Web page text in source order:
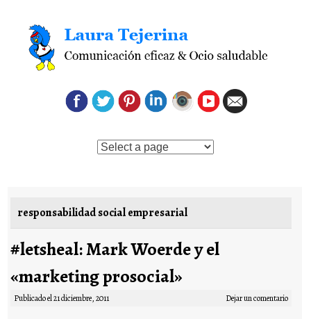
Saltar al contenido
responsabilidad social empresarial
#letsheal: Mark Woerde y el
«marketing prosocial»
Publicado el21 diciembre, 2011 Dejar un comentario